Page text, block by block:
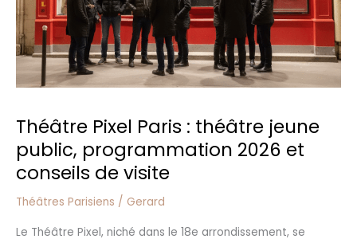
Théâtre Pixel Paris : théâtre jeune
public, programmation 2026 et
conseils de visite
Théâtres Parisiens / Gerard
Le Théâtre Pixel, niché dans le 18e arrondissement, se
2026
et
conseils
visite